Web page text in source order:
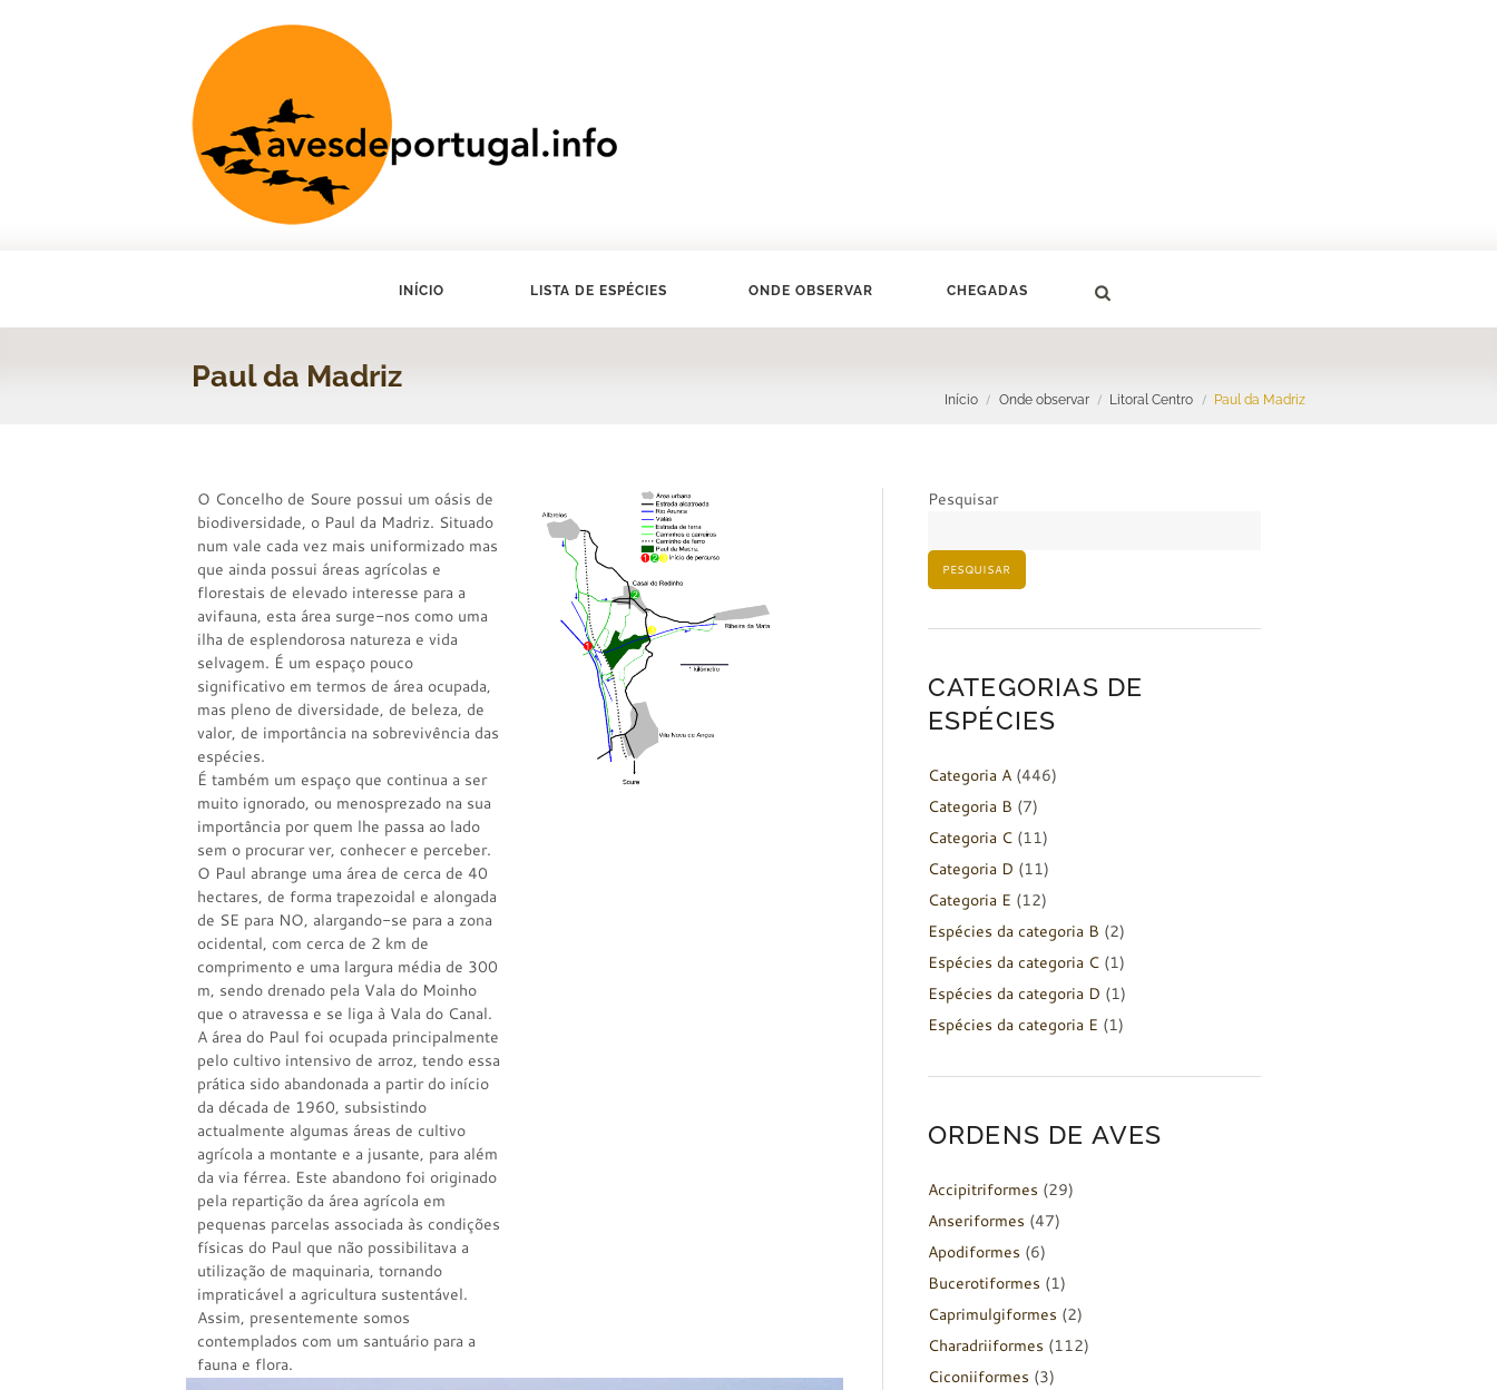
INÍCIO LISTA DE ESPÉCIES ONDE OBSERVAR CHEGADAS
Paul da Madriz
Início Onde observar Litoral Centro Paul da Madriz
O Concelho de Soure possui um oásis de
biodiversidade, o Paul da Madriz. Situado
num vale cada vez mais uniformizado mas
que ainda possui áreas agrícolas e
florestais de elevado interesse para a
avifauna, esta área surge-nos como uma
ilha de esplendorosa natureza e vida
selvagem. É um espaço pouco
significativo em termos de área ocupada,
mas pleno de diversidade, de beleza, de
valor, de importância na sobrevivência das
espécies.
É também um espaço que continua a ser
muito ignorado, ou menosprezado na sua
importância por quem lhe passa ao lado
sem o procurar ver, conhecer e perceber.
O Paul abrange uma área de cerca de 40
hectares, de forma trapezoidal e alongada
de SE para NO, alargando-se para a zona
ocidental, com cerca de 2 km de
comprimento e uma largura média de 300
m, sendo drenado pela Vala do Moinho
que o atravessa e se liga à Vala do Canal.
A área do Paul foi ocupada principalmente
pelo cultivo intensivo de arroz, tendo essa
prática sido abandonada a partir do início
da década de 1960, subsistindo
actualmente algumas áreas de cultivo
agrícola a montante e a jusante, para além
da via férrea. Este abandono foi originado
pela repartição da área agrícola em
pequenas parcelas associada às condições
físicas do Paul que não possibilitava a
utilização de maquinaria, tornando
impraticável a agricultura sustentável.
Assim, presentemente somos
contemplados com um santuário para a
fauna e flora.
Pesquisar
PESQUISAR
CATEGORIAS DE
ESPÉCIES
Categoria A(446)
Categoria B (7)
Categoria C(11)
Categoria D (11)
Categoria E (12)
Espécies da categoria B (2)
Espécies da categoria C(1)
Espécies da categoria D (1)
Espécies da categoria E (1)
ORDENS DE AVES
Accipitriformes (29)
Anseriformes (47)
Apodiformes (6)
Bucerotiformes (1)
Caprimulgiformes (2)
Charadriiformes (112)
Ciconiiformes (3)